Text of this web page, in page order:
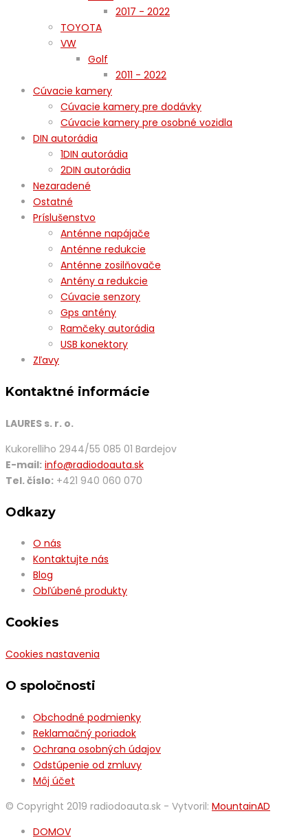
2017 - 2022
TOYOTA
VW
Golf
2011 - 2022
Cúvacie kamery
Cúvacie kamery pre dodávky
Cúvacie kamery pre osobné vozidla
DIN autorádia
1DIN autorádia
2DIN autorádia
Nezaradené
Ostatné
Príslušenstvo
Anténne napájače
Anténne redukcie
Anténne zosilňovače
Antény a redukcie
Cúvacie senzory
Gps antény
Ramčeky autorádia
USB konektory
Zľavy
Kontaktné informácie
LAURES s. r. o.
Kukorelliho 2944/55 085 01 Bardejov
E-mail: info@radiodoauta.sk
Tel. číslo: +421 940 060 070
Odkazy
O nás
Kontaktujte nás
Blog
Obľúbené produkty
Cookies
Cookies nastavenia
O spoločnosti
Obchodné podmienky
Reklamačný poriadok
Ochrana osobných údajov
Odstúpenie od zmluvy
Môj účet
© Copyright 2019 radiodoauta.sk - Vytvoril: MountainAD
DOMOV